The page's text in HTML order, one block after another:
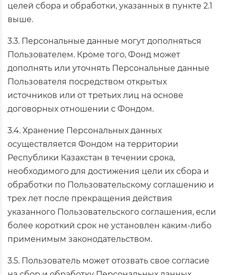
целей сбора и обработки, указанных в пункте 2.1
выше.
3.3. Персональные данные могут дополняться
Пользователем. Кроме того, Фонд может
дополнять или уточнять Персональные данные
Пользователя посредством открытых
источников или от третьих лиц на основе
договорных отношении с Фондом.
3.4. Хранение Персональных данных
осуществляется Фондом на территории
Республики Казахстан в течении срока,
необходимого для достижения цели их сбора и
обработки по Пользовательскому соглашению и
трех лет после прекращения действия
указанного Пользовательского соглашения, если
более короткий срок не установлен каким-либо
применимым законодательством.
3.5. Пользователь может отозвать свое согласие